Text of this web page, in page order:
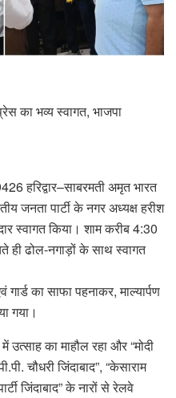
का भव्य स्वागत, भाजपा
हरिद्वार–साबरमती अमृत भारत
जनता पार्टी के नगर अध्यक्ष हरीश
स्वागत किया। शाम करीब 4:30
ही ढोल-नगाड़ों के साथ स्वागत
का साफा पहनाकर, माल्यार्पण
गया।
उत्साह का माहौल रहा और “मोदी
चौधरी जिंदाबाद”, “केसाराम
जिंदाबाद” के नारों से रेलवे